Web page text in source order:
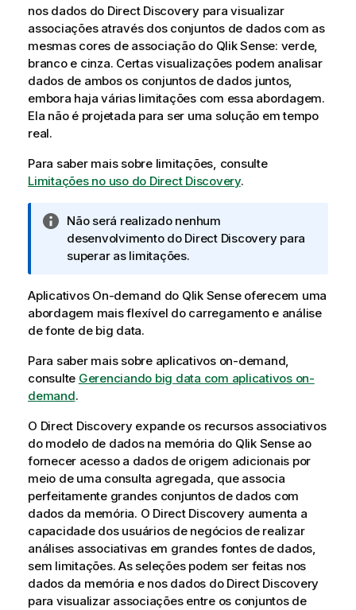
nos dados do Direct Discoverypara visualizar
associações através dos conjuntos de dados com as
mesmas cores de associação do Qlik Sense: verde,
branco e cinza. Certas visualizações podem analisar
dados de ambos os conjuntos de dados juntos,
embora haja várias limitações com essa abordagem.
Ela não é projetada para ser uma solução em tempo
real.
Para saber mais sobre limitações, consulte
Limitações no uso do Direct Discovery.
N
o
t
i
n
f
r
m
a
i
v
a
Não será realizado nenhum
desenvolvimento do Direct Discoverypara
superar as limitações.
Aplicativos On-demand do Qlik Senseoferecem uma
abordagem mais flexível do carregamento e análise
de fonte de big data.
Para saber mais sobre aplicativos on-demand,
consulte Gerenciando big data com aplicativos on-
demand.
O Direct Discoveryexpande os recursos associativos
do modelo de dados na memória do Qlik Senseao
fornecer acesso a dados de origem adicionais por
meio de uma consulta agregada, que associa
perfeitamente grandes conjuntos de dados com
dados da memória. O Direct Discovery aumenta a
capacidade dos usuários de negócios de realizar
análises associativas em grandes fontes de dados,
sem limitações. As seleções podem ser feitas nos
dados da memória e nos dados do Direct Discovery
para visualizar associações entre os conjuntos de